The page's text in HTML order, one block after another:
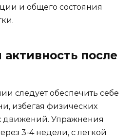
и общего состояния
после
следует обеспечить себе
избегая физических
движений. Упражнения
3-4 недели, с легкой